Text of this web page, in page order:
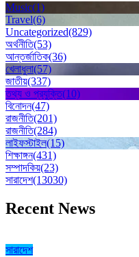
Music(1)
Travel(6)
Uncategorized(829)
অর্থনীতি(53)
আন্তর্জাতিক(36)
খেলাধুলা(57)
জাতীয়(337)
তথ্য ও প্রযুক্তি(10)
বিনোদন(47)
রাজনীতি(201)
রাজনীতি(284)
লাইফস্টাইল(15)
শিক্ষাঙ্গন(431)
সম্পাদকিয়(23)
সারাদেশ(13030)
Recent News
সারাদেশ